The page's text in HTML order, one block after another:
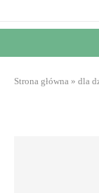
Strona główna » dla